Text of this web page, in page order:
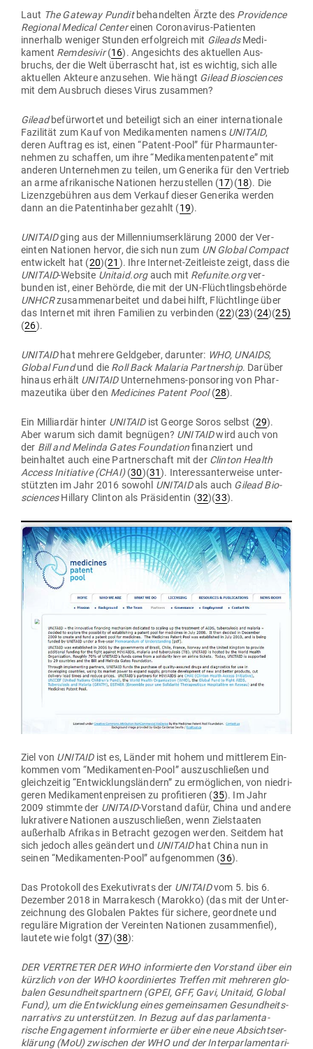
Laut The Gateway Punditbehan­delten Ärzte des Pro­vi­dence
Regional Medical Centereinen Coro­na­virus-Pati­enten
innerhalb weniger Stunden erfolg­reich mit GileadsMedi­
kament Rem­de­sivir(16). Ange­sichts des aktu­ellen Aus­
bruchs, der die Welt über­rascht hat, ist es wichtig, sich alle
aktu­ellen Akteure anzu­sehen. Wie hängt Gilead Bio­sci­ences
mit dem Aus­bruch dieses Virus zusammen?
Gileadbefür­wortet und beteiligt sich an einer inter­na­tionale
Fazi­lität zum Kauf von Medi­ka­menten namens UNITAID,
deren Auftrag es ist, einen “Patent-Pool” für Phar­ma­un­ter­
nehmen zu schaffen, um ihre “Medi­ka­men­ten­pa­tente” mit
anderen Unter­nehmen zu teilen, um Generika für den Ver­trieb
an arme afri­ka­nische Nationen her­zu­stellen (17)(18). Die
Lizenz­ge­bühren aus dem Verkauf dieser Generika werden
dann an die Patent­in­haber gezahlt (19).
UNITAIDging aus der Mill­en­ni­ums­er­klärung 2000 der Ver­
einten Nationen hervor, die sich nun zum UN Global Compact
ent­wi­ckelt hat (20)(21 ). Ihre Internet-Zeit­leiste zeigt, dass die
UNITAID-Website Unitaid.orgauch mit Refunite.orgver­
bunden ist, einer Behörde, die mit der UN-Flücht­lings­be­hörde
UNHCRzusam­men­ar­beitet und dabei hilft, Flücht­linge über
das Internet mit ihren Familien zu ver­binden (22)(23)(24)(25)
(26).
UNITAIDhat mehrere Geld­geber, dar­unter: WHO, UNAIDS,
Global Fundund die Roll Back Malaria Part­nership. Darüber
hinaus erhält UNITAIDUnter­nehmens-pon­soring von Phar­
ma­zeutika über den Medi­cines Patent Pool(28).
Ein Mil­li­ardär hinter UNITAIDist George Soros selbst (29).
Aber warum sich damit begnügen? UNITAIDwird auch von
der Bill and Melinda Gates Foun­dationfinan­ziert und
beinhaltet auch eine Part­ner­schaft mit der Clinton Health
Access Initiative (CHAI)(30)(31). Inter­es­san­ter­weise unter­
stützten im Jahr 2016 sowohl UNITAIDals auch Gilead Bio­
sci­encesHillary Clinton als Prä­si­dentin (32)(33).
Ziel von UNITAIDist es, Länder mit hohem und mitt­lerem Ein­
kommen vom “Medi­ka­menten-Pool” aus­zu­schließen und
gleich­zeitig “Ent­wick­lungs­ländern” zu ermög­lichen, von nied­ri­
geren Medi­ka­men­ten­preisen zu pro­fi­tieren (35). Im Jahr
2009 stimmte der UNITAID-Vor­stand dafür, China und andere
lukra­tivere Nationen aus­zu­schließen, wenn Ziel­staaten
außerhalb Afrikas in Betracht gezogen werden. Seitdem hat
sich jedoch alles geändert und UNITAIDhat China nun in
seinen “Medi­ka­menten-Pool” auf­ge­nommen (36).
Das Pro­tokoll des Exe­ku­tivrats der UNITAIDvom 5. bis 6.
Dezember 2018 in Mar­ra­kesch (Marokko) (das mit der Unter­
zeichnung des Glo­balen Paktes für sichere, geordnete und
reguläre Migration der Ver­einten Nationen zusam­menfiel),
lautete wie folgt (37)(38):
DER VER­TRETER DER WHO infor­mierte den Vor­stand über ein
kürzlich von der WHO koor­di­niertes Treffen mit meh­reren glo­
balen Gesund­heits­partnern (GPEI, GFF, Gavi, Unitaid, Global
Fund), um die Ent­wicklung eines gemein­samen Gesund­heits­
nar­rativs zu unter­stützen. In Bezug auf das par­la­men­ta­
rische Enga­gement infor­mierte er über eine neue Absichts­er­
klärung (MoU) zwi­schen der WHO und der Inter­par­la­men­ta­ri­